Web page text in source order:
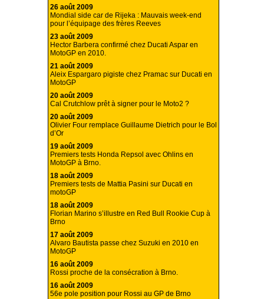
26 août 2009
Mondial side car de Rijeka : Mauvais week-end
pour l’équipage des frères Reeves
23 août 2009
Hector Barbera confirmé chez Ducati Aspar en
MotoGP en 2010.
21 août 2009
Aleix Espargaro pigiste chez Pramac sur Ducati en
MotoGP
20 août 2009
Cal Crutchlow prêt à signer pour le Moto2 ?
20 août 2009
Olivier Four remplace Guillaume Dietrich pour le Bol
d’Or
19 août 2009
Premiers tests Honda Repsol avec Ohlins en
MotoGP à Brno.
18 août 2009
Premiers tests de Mattia Pasini sur Ducati en
motoGP
18 août 2009
Florian Marino s’illustre en Red Bull Rookie Cup à
Brno
17 août 2009
Alvaro Bautista passe chez Suzuki en 2010 en
MotoGP
16 août 2009
Rossi proche de la consécration à Brno.
16 août 2009
56e pole position pour Rossi au GP de Brno